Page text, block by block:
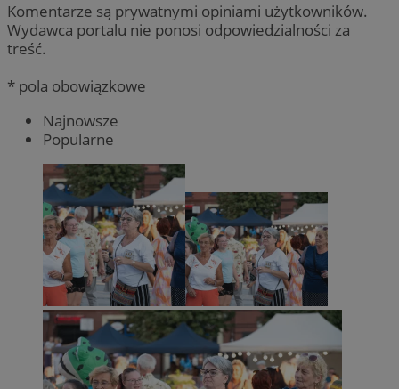
Komentarze są prywatnymi opiniami użytkowników.
Wydawca portalu nie ponosi odpowiedzialności za
treść.
* pola obowiązkowe
Najnowsze
Popularne